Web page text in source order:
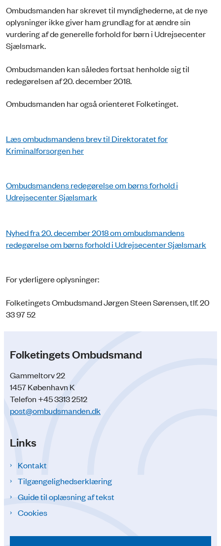
Ombudsmanden har skrevet til myndighederne, at de nye
oplysninger ikke giver ham grundlag for at ændre sin
vurdering af de generelle forhold for børn i Udrejsecenter
Sjælsmark.
Ombudsmanden kan således fortsat henholde sig til
redegørelsen af 20. december 2018.
Ombudsmanden har også orienteret Folketinget.
Læs ombudsmandens brev til Direktoratet for
Kriminalforsorgen her
Ombudsmandens redegørelse om børns forhold i
Udrejsecenter Sjælsmark
Nyhed fra 20. december 2018 om ombudsmandens
redegørelse om børns forhold i Udrejsecenter Sjælsmark
For yderligere oplysninger:
Folketingets Ombudsmand Jørgen Steen Sørensen, tlf. 20
33 97 52
Folketingets Ombudsmand
Gammeltorv 22
1457 København K
Telefon +45 3313 2512
post@ombudsmanden.dk
Links
Kontakt
Tilgængelighedserklæring
Guide til oplæsning af tekst
Cookies